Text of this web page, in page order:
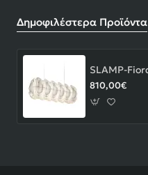
Δημοφιλέστερα Προϊόντα
810,00€